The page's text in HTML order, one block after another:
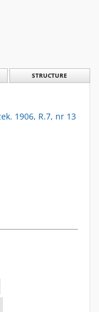
STRUCTURE
1906, R.7, nr 13